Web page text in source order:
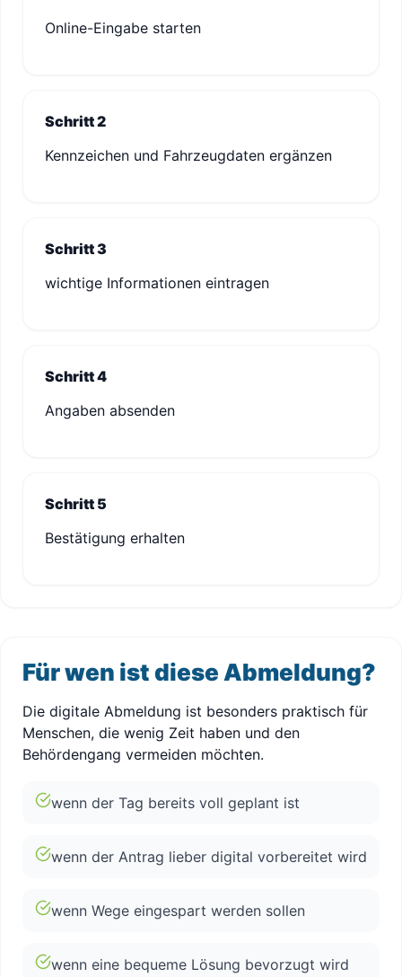
Online-Eingabe starten
Schritt 2
Kennzeichen und Fahrzeugdaten ergänzen
Schritt 3
wichtige Informationen eintragen
Schritt 4
Angaben absenden
Schritt 5
Bestätigung erhalten
Für wen ist diese Abmeldung?
Die digitale Abmeldung ist besonders praktisch für
Menschen, die wenig Zeit haben und den
Behördengang vermeiden möchten.
wenn der Tag bereits voll geplant ist
wenn der Antrag lieber digital vorbereitet wird
wenn Wege eingespart werden sollen
wenn eine bequeme Lösung bevorzugt wird